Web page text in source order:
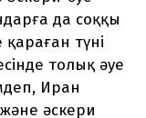
да соққы
түні
толық әуе
Иран
және әскери